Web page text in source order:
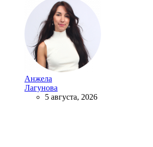
Анжела
Лагунова
5 августа, 2026